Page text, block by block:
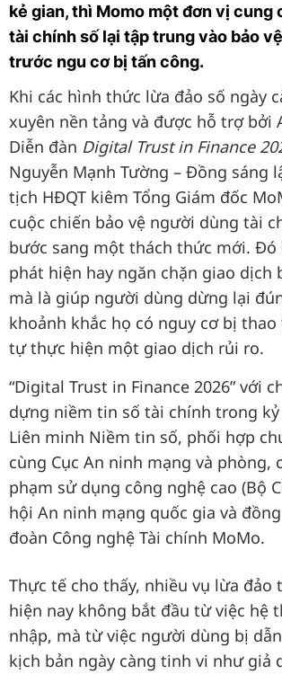
kẻ gian, thì Momo một đơn vị cung
tài chính số lại tập trung vào bảo
trước ngu cơ bị tấn công.
Khi các hình thức lừa đảo số ngày
xuyên nền tảng và được hỗ trợ bởi
Diễn đàn Digital Trust in Finance
Nguyễn Mạnh Tường – Đồng sáng
tịch HĐQT kiêm Tổng Giám đốc
cuộc chiến bảo vệ người dùng tài
bước sang một thách thức mới. Đó
phát hiện hay ngăn chặn giao dịch
mà là giúp người dùng dừng lại
khoảnh khắc họ có nguy cơ bị
tự thực hiện một giao dịch rủi ro.
“Digital Trust in Finance 2026” với
dựng niềm tin số tài chính trong kỷ
Liên minh Niềm tin số, phối hợp
cùng Cục An ninh mạng và phòng,
phạm sử dụng công nghệ cao (Bộ
hội An ninh mạng quốc gia và
đoàn Công nghệ Tài chính MoMo.
Thực tế cho thấy, nhiều vụ lừa đảo
hiện nay không bắt đầu từ việc hệ
nhập, mà từ việc người dùng bị
kịch bản ngày càng tinh vi như giả